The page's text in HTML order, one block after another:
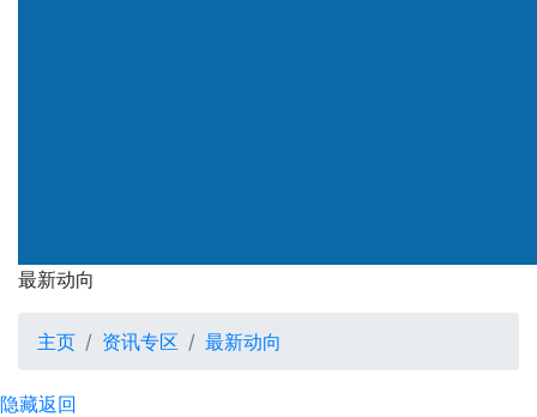
最新动向
最新动向
主页 资讯专区 最新动向
隐藏返回